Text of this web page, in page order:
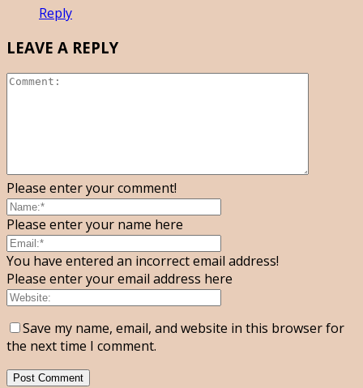
Reply
LEAVE A REPLY
Please enter your comment!
Please enter your name here
You have entered an incorrect email address!
Please enter your email address here
Save my name, email, and website in this browser for
the next time I comment.